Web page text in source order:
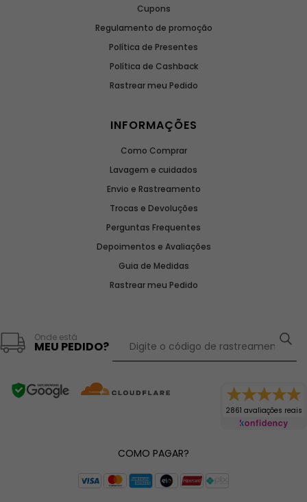
Cupons
Regulamento de promoção
Política de Presentes
Política de Cashback
Rastrear meu Pedido
INFORMAÇÕES
Como Comprar
Lavagem e cuidados
Envio e Rastreamento
Trocas e Devoluções
Perguntas Frequentes
Depoimentos e Avaliações
Guia de Medidas
Rastrear meu Pedido
Onde está
MEU PEDIDO?
2861 avaliações reais
COMO PAGAR?